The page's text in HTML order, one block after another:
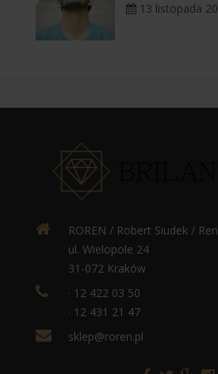
13 listopada
ROREN / Robert Siudek /
ul. Wielopole 24
31-072 Kraków
· 12 422 03 50
· 12 431 21 47
sklep@roren.pl